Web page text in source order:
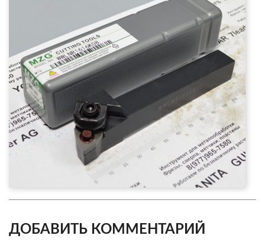
ДОБАВИТЬ КОММЕНТАРИЙ